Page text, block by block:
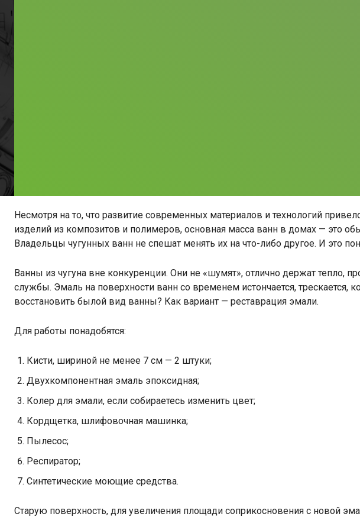
Несмотря на то, что развитие современных материалов и технологий
изделий из композитов и полимеров, основная масса ванн в домах — это
Владельцы чугунных ванн не спешат менять их на что-либо другое. И это
Ванны из чугуна вне конкуренции. Они не «шумят», отлично держат тепло,
службы. Эмаль на поверхности ванн со временем истончается, трескается,
восстановить былой вид ванны? Как вариант — реставрация эмали.
Для работы понадобятся:
Кисти, шириной не менее 7 см — 2 штуки;
Двухкомпонентная эмаль эпоксидная;
Колер для эмали, если собираетесь изменить цвет;
Кордщетка, шлифовочная машинка;
Пылесос;
Респиратор;
Синтетические моющие средства.
Старую поверхность, для увеличения площади соприкосновения с новой